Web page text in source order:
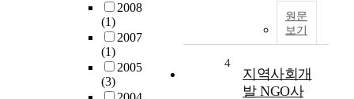
2008
(1)
2007
(1)
2005
(3)
원문
보기
4
지역사회개
발 NGO사